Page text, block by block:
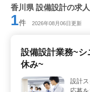
香川県 設備設計の求
1件 2026年08月06日更新
設備設計業務~シ
休み~
設計